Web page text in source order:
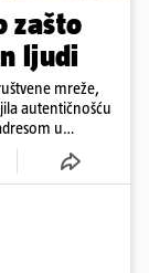
zašto
ljudi
mreže,
autentičnošću
u
energije